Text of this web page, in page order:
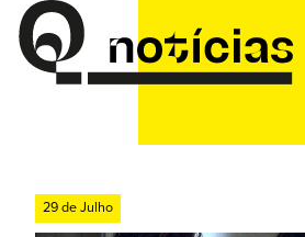
29 de Julho